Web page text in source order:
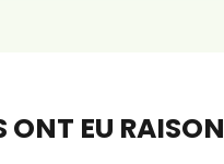
ONT EU RAISON